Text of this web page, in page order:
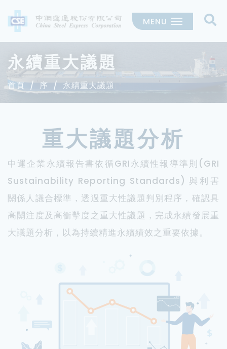
MENU
永續重大議題
首頁 序 永續重大議題
重大議題分析
中運企業永續報告書依循GRI永續性報導準則(GRI
Sustainability Reporting Standards) 與利害
關係人議合標準，透過重大性議題判別程序，確認具
高關注度及高衝擊度之重大性議題，完成永續發展重
大議題分析，以為持續精進永續績效之重要依據。